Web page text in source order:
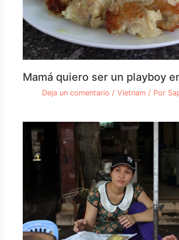
Mamá quiero ser un playboy
Deja un comentario / Vietnam / Por